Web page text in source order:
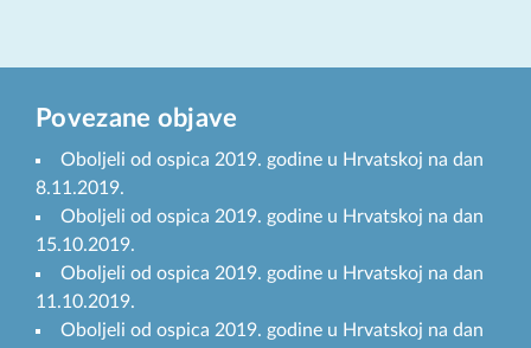
Povezane objave
Oboljeli od ospica 2019. godine u Hrvatskoj na dan
8.11.2019.
Oboljeli od ospica 2019. godine u Hrvatskoj na dan
15.10.2019.
Oboljeli od ospica 2019. godine u Hrvatskoj na dan
11.10.2019.
Oboljeli od ospica 2019. godine u Hrvatskoj na dan